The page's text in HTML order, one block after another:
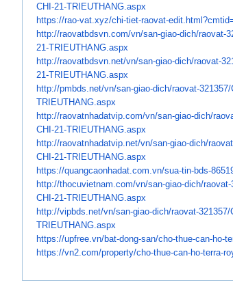
CHI-21-TRIEUTHANG.aspx
https://rao-vat.xyz/chi-tiet-raovat-
http://raovatbdsvn.com/vn/san-giao-dich/raovat-
21-TRIEUTHANG.aspx
http://raovatbdsvn.net/vn/san-giao-dich/raovat-
21-TRIEUTHANG.aspx
http://pmbds.net/vn/san-giao-dich/raovat-321357/
TRIEUTHANG.aspx
http://raovatnhadatvip.com/vn/san-giao-dich/
CHI-21-TRIEUTHANG.aspx
http://raovatnhadatvip.net/vn/san-giao-dich/
CHI-21-TRIEUTHANG.aspx
https://quangcaonhadat.com.vn/sua-tin-bds-
http://thocuvietnam.com/vn/san-giao-dich/raovat-
CHI-21-TRIEUTHANG.aspx
http://vipbds.net/vn/san-giao-dich/raovat-321357/
TRIEUTHANG.aspx
https://upfree.vn/bat-dong-san/cho-thue-can-ho-
https://vn2.com/property/cho-thue-can-ho-terra-